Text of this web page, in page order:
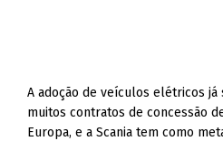
A adoção de veículos elétricos
muitos contratos de concessão
Europa, e a Scania tem como